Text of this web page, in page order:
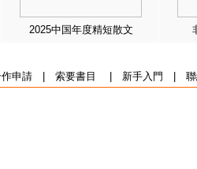
2025中国年度精短散文
申請| 索要書目 新手入門